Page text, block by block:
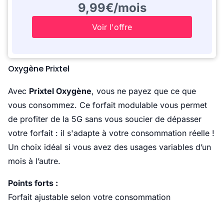
9,99€/mois
Voir l'offre
Oxygène Prixtel
Avec Prixtel Oxygène, vous ne payez que ce que
vous consommez. Ce forfait modulable vous permet
de profiter de la 5G sans vous soucier de dépasser
votre forfait : il s'adapte à votre consommation réelle !
Un choix idéal si vous avez des usages variables d’un
mois à l’autre.
Points forts :
Forfait ajustable selon votre consommation